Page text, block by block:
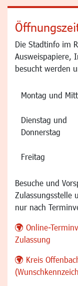
Die Stadtinfo im
Ausweispapiere,
besucht werden
Montag und
Dienstag und
Donnerstag
Freitag
Besuche und
Zulassungsstelle
nur nach
Online-
Zulassung
Kreis